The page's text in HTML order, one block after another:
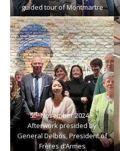
guided tour of Montmartre
5thNovember 2024 –
Afterwork presided by
General Delbos, President of
Frères d’Armes